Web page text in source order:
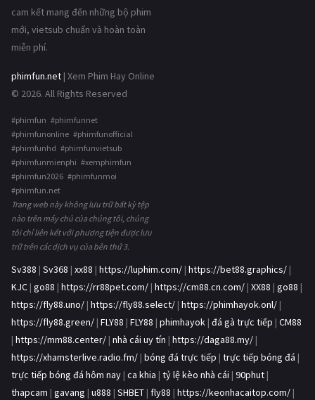
cam kết mang đến những bộ phim
mới, vietsub chuẩn và hoàn toàn
miễn phí.
phimfun.net | Xem Phim Hay Online
© 2026. All Rights Reserved
#phimfun #phimfunnet
#phimfunonline #phimfunofficial
#phimfunhd #phimfunvietsub
#phimfunmienphi #xemphimfun
#phimfun2026 #phimfunmoi
#phimfun.net
Trang web này không lưu trữ bất kỳ tệp
nào trên máy chủ của chúng tôi, chúng
tôi chỉ liên kết với phương tiện được lưu
trữ trên các dịch vụ của bên thứ 3.
Sv388 | Sv368 | xx88 | https://luphim.com/ | https://bet88.graphics/ |
KJC | go88 | https://rr88pet.com/ | https://cm88.cn.com/ | XX88 | go88 |
https://fly88.uno/ | https://fly88.select/ | https://phimhayok.onl/ |
https://fly88.green/ | FLY88 | FLY88 | phimhayok | đá gà trực tiếp | CM88
| https://mm88.center/ | nhà cái uy tín | https://daga88.my/ |
https://xhamsterlive.radio.fm/ | bóng đá trực tiếp | trực tiếp bóng đá |
trực tiếp bóng đá hôm nay | ca khia | tỷ lệ kèo nhà cái | 90phut |
thapcam | gavang | u888 | SHBET | fly88 | https://keonhacaitop.com/ |